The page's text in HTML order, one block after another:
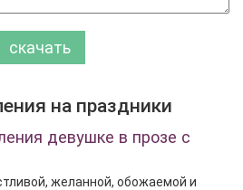
скачать
на праздники
девушке в прозе с
желанной, обожаемой и